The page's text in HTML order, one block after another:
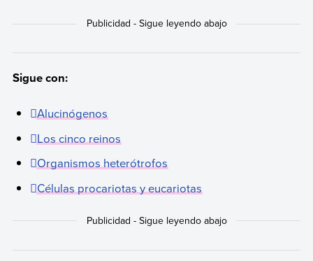
Sigue con:
Alucinógenos
Los cinco reinos
Organismos heterótrofos
Células procariotas y eucariotas